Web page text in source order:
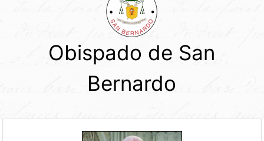
Obispado de San
Bernardo